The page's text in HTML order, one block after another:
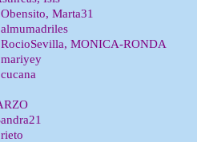
Marta31
MONICA-RONDA